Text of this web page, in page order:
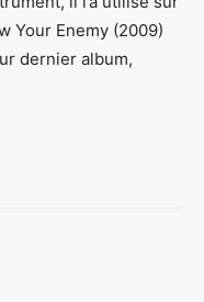
Your Enemy (2009)
dernier album,